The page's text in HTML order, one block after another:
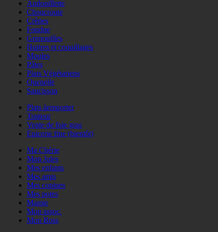
Andouillette
Choucroute
Crêpes
Fondue
Grenouilles
Huitres et coquillages
Moules
Pâtes
Plats Végétariens
Quenelle
Saucisson
Plats àemporter
Traiteur
Vente de foie gras
Epicerie fine (bientôt)
Ma Chérie
Mon Jules
Mes enfants
Mes amis
Mes copines
Mes potes
Mamie
Mon assoc.
Mon Boss